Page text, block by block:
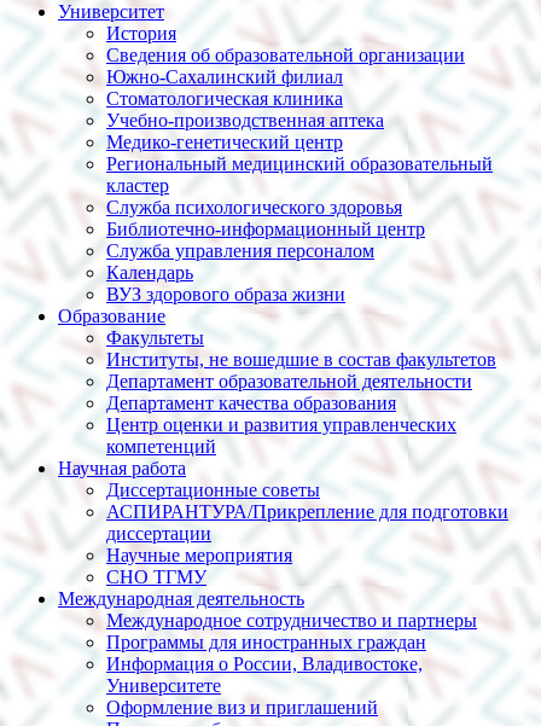
Университет
История
Сведения об образовательной организации
Южно-Сахалинский филиал
Стоматологическая клиника
Учебно-производственная аптека
Медико-генетический центр
Региональный медицинский образовательный
кластер
Служба психологического здоровья
Библиотечно-информационный центр
Служба управления персоналом
Календарь
ВУЗ здорового образа жизни
Образование
Факультеты
Институты, не вошедшие в состав факультетов
Департамент образовательной деятельности
Департамент качества образования
Центр оценки и развития управленческих
компетенций
Научная работа
Диссертационные советы
АСПИРАНТУРА/Прикрепление для подготовки
диссертации
Научные мероприятия
СНО ТГМУ
Международная деятельность
Международное сотрудничество и партнеры
Программы для иностранных граждан
Информация о России, Владивостоке,
Университете
Оформление виз и приглашений